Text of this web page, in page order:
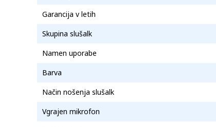
Garancija v letih
Skupina slušalk
Namen uporabe
Barva
Način nošenja slušalk
Vgrajen mikrofon